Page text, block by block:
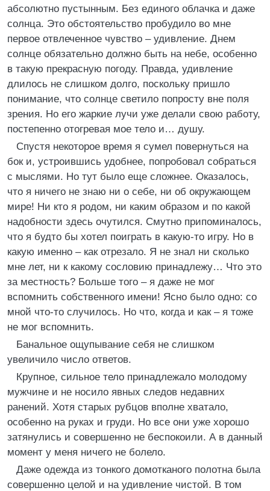
абсолютно пустынным. Без единого облачка и даже
солнца. Это обстоятельство пробудило во мне
первое отвлеченное чувство – удивление. Днем
солнце обязательно должно быть на небе, особенно
в такую прекрасную погоду. Правда, удивление
длилось не слишком долго, поскольку пришло
понимание, что солнце светило попросту вне поля
зрения. Но его жаркие лучи уже делали свою работу,
постепенно отогревая мое тело и… душу.
Спустя некоторое время я сумел повернуться на
бок и, устроившись удобнее, попробовал собраться
с мыслями. Но тут было еще сложнее. Оказалось,
что я ничего не знаю ни о себе, ни об окружающем
мире! Ни кто я родом, ни каким образом и по какой
надобности здесь очутился. Смутно припоминалось,
что я будто бы хотел поиграть в какую-то игру. Но в
какую именно – как отрезало. Я не знал ни сколько
мне лет, ни к какому сословию принадлежу… Что это
за местность? Больше того – я даже не мог
вспомнить собственного имени! Ясно было одно: со
мной что-то случилось. Но что, когда и как – я тоже
не мог вспомнить.
Банальное ощупывание себя не слишком
увеличило число ответов.
Крупное, сильное тело принадлежало молодому
мужчине и не носило явных следов недавних
ранений. Хотя старых рубцов вполне хватало,
особенно на руках и груди. Но все они уже хорошо
затянулись и совершенно не беспокоили. А в данный
момент у меня ничего не болело.
Даже одежда из тонкого домотканого полотна была
совершенно целой и на удивление чистой. В том